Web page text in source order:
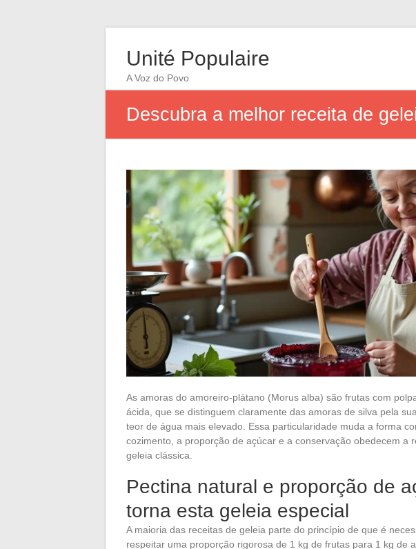
Unité Populaire
A Voz do Povo
Descubra a melhor receita de
As amoras do amoreiro-plátano (Morus alba) são frutas com
ácida, que se distinguem claramente das amoras de silva pela
teor de água mais elevado. Essa particularidade muda a forma
cozimento, a proporção de açúcar e a conservação obedecem a
geleia clássica.
Pectina natural e proporção de
torna esta geleia especial
A maioria das receitas de geleia parte do princípio de que é
respeitar uma proporção rigorosa de 1 kg de frutas para 1 kg de